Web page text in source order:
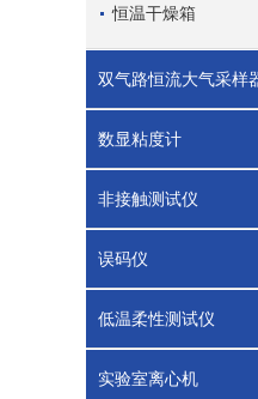
恒温干燥箱
双气路恒流大气采样
数显粘度计
非接触测试仪
误码仪
低温柔性测试仪
实验室离心机